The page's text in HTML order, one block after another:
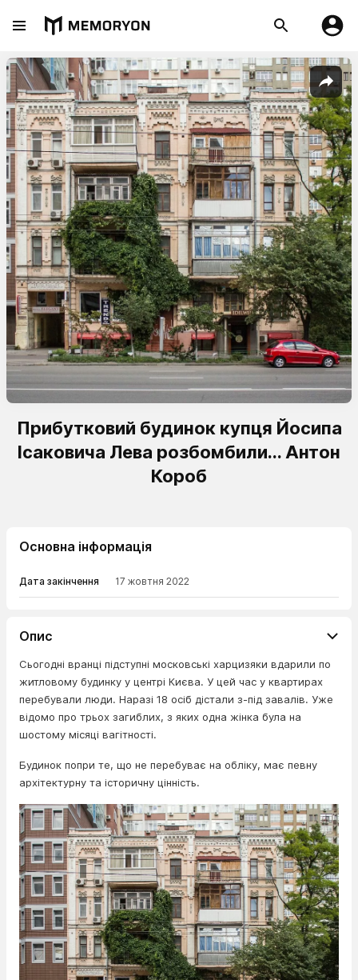
Прибутковий будинок купця Йосипа
Ісаковича Лева розбомбили... Антон
Короб
Основна інформація
Дата закінчення 17 жовтня 2022
Опис
Сьогодні вранці підступні московські харцизяки вдарили по
житловому будинку у центрі Києва. У цей час у квартирах
перебували люди. Наразі 18 осіб дістали з-під завалів. Уже
відомо про трьох загиблих, з яких одна жінка була на
шостому місяці вагітності.
Будинок попри те, що не перебуває на обліку, має певну
архітектурну та історичну цінність.